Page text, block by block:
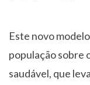
Este novo
população sobre
saudável, que